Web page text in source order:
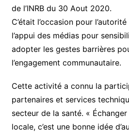
de l’INRB du 30 Aout 2020.
C’était l’occasion pour
l’appui des médias pour
adopter les gestes barrières
l’engagement communautaire.
Cette activité a connu la
partenaires et services
secteur de la santé. «
locale, c’est une bonne idée